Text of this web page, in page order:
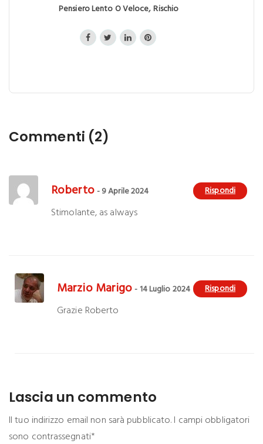
Pensiero Lento O Veloce,Rischio
Commenti (2)
Rispondi
Roberto- 9 Aprile 2024
Stimolante, as always
Rispondi
Marzio Marigo- 14 Luglio 2024
Grazie Roberto
Lascia un commento
Il tuo indirizzo email non sarà pubblicato. I campi obbligatori
sono contrassegnati*